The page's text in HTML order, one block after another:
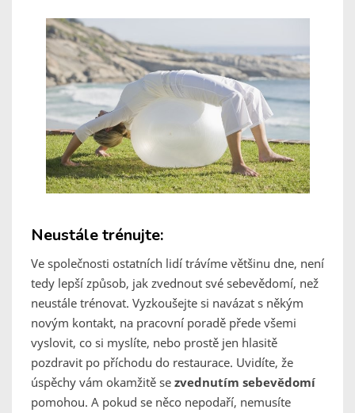
Neustále trénujte:
Ve společnosti ostatních lidí trávíme většinu dne, není
tedy lepší způsob, jak zvednout své sebevědomí, než
neustále trénovat. Vyzkoušejte si navázat s někým
novým kontakt, na pracovní poradě přede všemi
vyslovit, co si myslíte, nebo prostě jen hlasitě
pozdravit po příchodu do restaurace. Uvidíte, že
úspěchy vám okamžitě se zvednutím sebevědomí
pomohou. A pokud se něco nepodaří, nemusíte